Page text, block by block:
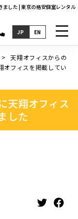
ました | 東京の格安個室レンタル
JP EN
天翔オフィスからの
オフィスを掲載してい
天翔オフィス
した
Twitter Facebook